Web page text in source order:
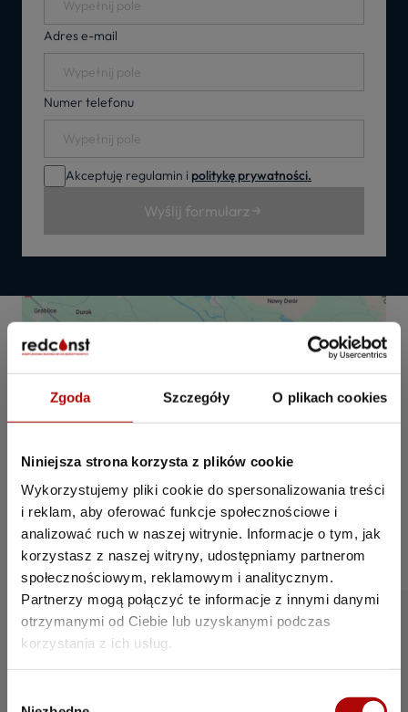
Zgoda Szczegóły O plikach cookies
Niniejsza strona korzysta z plików cookie
Wykorzystujemy pliki cookie do spersonalizowania treści
i reklam, aby oferować funkcje społecznościowe i
analizować ruch w naszej witrynie. Informacje o tym, jak
korzystasz z naszej witryny, udostępniamy partnerom
społecznościowym, reklamowym i analitycznym.
Partnerzy mogą połączyć te informacje z innymi danymi
otrzymanymi od Ciebie lub uzyskanymi podczas
korzystania z ich usług.
Adres e-mail
Numer telefonu
Akceptuję regulamin i politykę prywatności.
Wyślij formularz
Zalety lokalizacji
Działka zlokalizowana obok stacji paliw
Shell to doskonałe miejsce na budowę
myjni samochodowej! Bliskość popularnych
gwarantują wysoki potencjał biznesowy.